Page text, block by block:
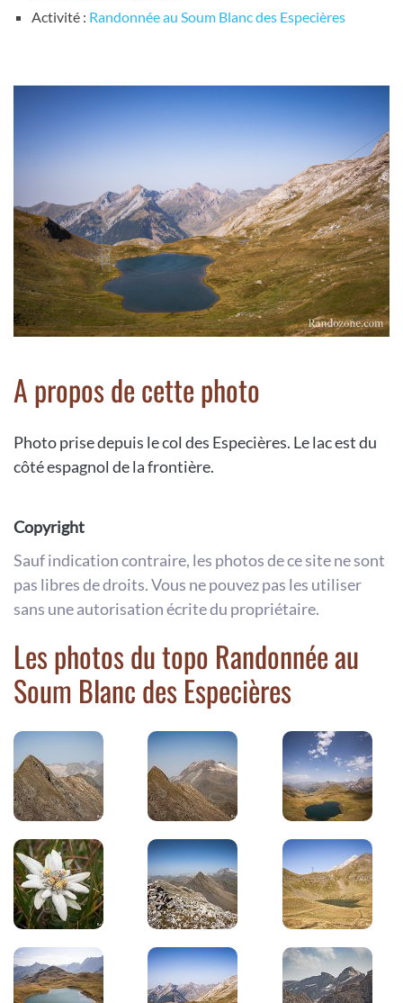
Activité : Randonnée au Soum Blanc des Especières
A propos de cette photo
Photo prise depuis le col des Especières. Le lac est du
côté espagnol de la frontière.
Copyright
Sauf indication contraire, les photos de ce site ne sont
pas libres de droits. Vous ne pouvez pas les utiliser
sans une autorisation écrite du propriétaire.
Les photos du topo Randonnée au
Soum Blanc des Especières